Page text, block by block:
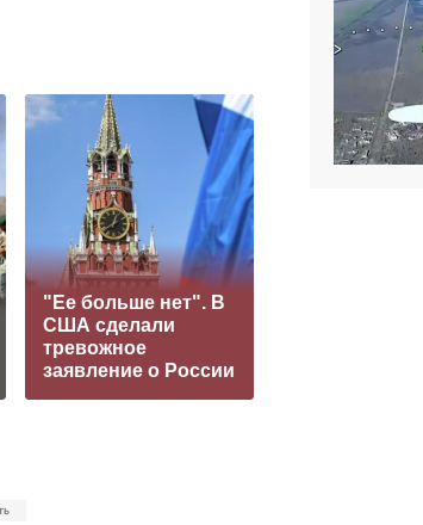
"Ее больше нет". В
США сделали
тревожное
заявление о России